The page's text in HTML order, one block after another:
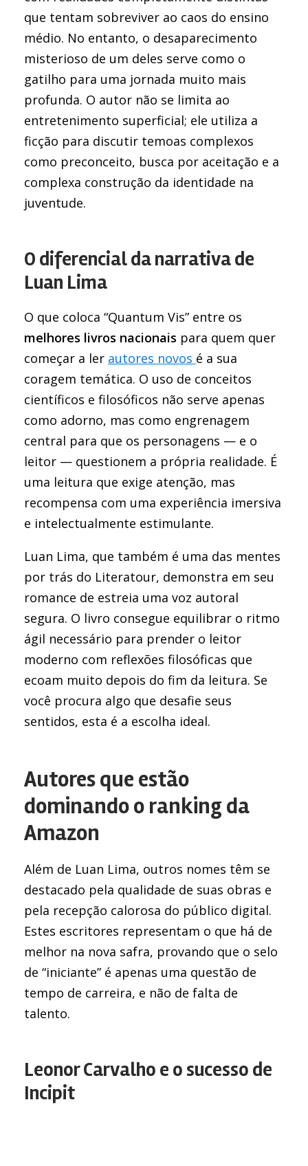
que tentam sobreviver ao caos do ensino
médio. No entanto, o desaparecimento
misterioso de um deles serve como o
gatilho para uma jornada muito mais
profunda. O autor não se limita ao
entretenimento superficial; ele utiliza a
ficção para discutir temoas complexos
como preconceito, busca por aceitação e a
complexa construção da identidade na
juventude.
O diferencial da narrativa de
Luan Lima
O que coloca “Quantum Vis” entre os
melhores livros nacionais para quem quer
começar a ler autores novos é a sua
coragem temática. O uso de conceitos
científicos e filosóficos não serve apenas
como adorno, mas como engrenagem
central para que os personagens — e o
leitor — questionem a própria realidade. É
uma leitura que exige atenção, mas
recompensa com uma experiência imersiva
e intelectualmente estimulante.
Luan Lima, que também é uma das mentes
por trás do Literatour, demonstra em seu
romance de estreia uma voz autoral
segura. O livro consegue equilibrar o ritmo
ágil necessário para prender o leitor
moderno com reflexões filosóficas que
ecoam muito depois do fim da leitura. Se
você procura algo que desafie seus
sentidos, esta é a escolha ideal.
Autores que estão
dominando o ranking da
Amazon
Além de Luan Lima, outros nomes têm se
destacado pela qualidade de suas obras e
pela recepção calorosa do público digital.
Estes escritores representam o que há de
melhor na nova safra, provando que o selo
de “iniciante” é apenas uma questão de
tempo de carreira, e não de falta de
talento.
Leonor Carvalho e o sucesso de
Incipit